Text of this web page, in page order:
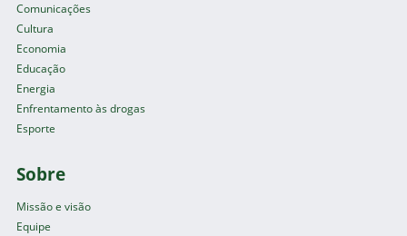
Comunicações
Cultura
Economia
Educação
Energia
Enfrentamento às drogas
Esporte
Sobre
Missão e visão
Equipe